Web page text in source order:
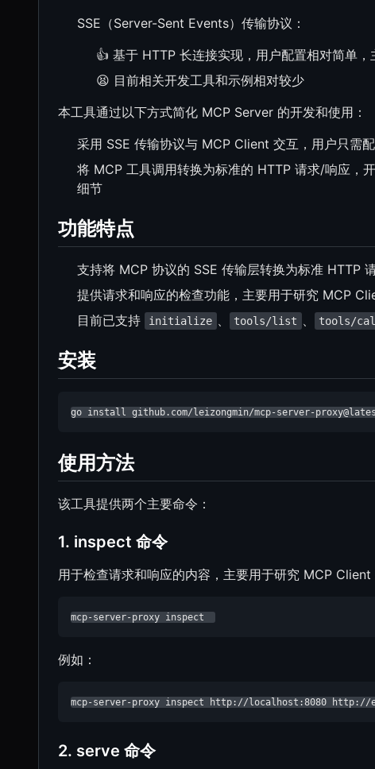
SSE（Server-Sent Events）传输协议：
👍 基于 HTTP 长连接实现，用户配置相对简单，
😫 目前相关开发工具和示例相对较少
本工具通过以下方式简化 MCP Server 的开发和使用：
采用 SSE 传输协议与 MCP Client 交互，用户只需
将 MCP 工具调用转换为标准的 HTTP 请求/响应，
细节
功能特点
支持将 MCP 协议的 SSE 传输层转换为标准 HTTP
提供请求和响应的检查功能，主要用于研究 MCP
目前已支持
initialize tools/list tools/
安装
go install github.com/leizongmin/mcp-server-
使用方法
该工具提供两个主要命令：
1. inspect 命令
用于检查请求和响应的内容，主要用于研究 MCP Client
mcp-server-proxy inspect
例如：
mcp-server-proxy inspect http://localhost:8080 http://
2. serve 命令